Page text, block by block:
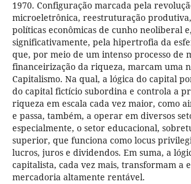
1970. Configuração marcada pela
microeletrônica, reestruturação
políticas econômicas de cunho neoliberal e,
significativamente, pela hipertrofia da
que, por meio de um intenso processo de
financeirização da riqueza, marcam uma
Capitalismo. Na qual, a lógica do capital
do capital fictício subordina e controla a
riqueza em escala cada vez maior, como
e passa, também, a operar em diversos
especialmente, o setor educacional,
superior, que funciona como locus
lucros, juros e dividendos. Em suma, a
capitalista, cada vez mais, transformam a
mercadoria altamente rentável.